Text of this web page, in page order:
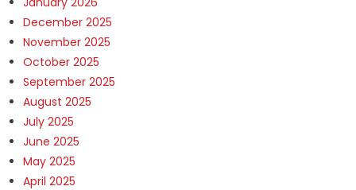
December 2025
November 2025
October 2025
September 2025
August 2025
July 2025
June 2025
May 2025
April 2025